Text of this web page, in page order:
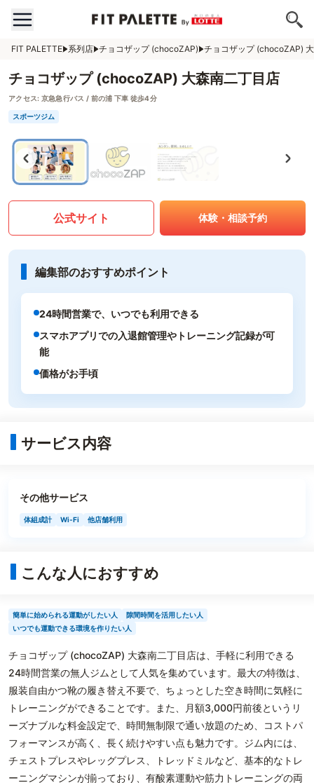
FIT PALETTE 系列店 チョコザップ (chocoZAP) チョコザップ (chocoZAP)
チョコザップ (chocoZAP) 大森南二丁目店
アクセス: 京急急行バス / 前の浦 下車 徒歩4分
スポーツジム
公式サイト 体験・相談予約
編集部のおすすめポイント
24時間営業で、いつでも利用できる
スマホアプリでの入退館管理やトレーニング記録が可
能
価格がお手頃
サービス内容
その他サービス
体組成計 Wi-Fi 他店舗利用
こんな人におすすめ
簡単に始められる運動がしたい人
隙間時間を活用したい人
いつでも運動できる環境を作りたい人
チョコザップ (chocoZAP) 大森南二丁目店は、手軽に利用できる
24時間営業の無人ジムとして人気を集めています。最大の特徴は、
服装自由かつ靴の履き替え不要で、ちょっとした空き時間に気軽に
トレーニングができることです。また、月額3,000円前後というリ
ーズナブルな料金設定で、時間無制限で通い放題のため、コストパ
フォーマンスが高く、長く続けやすい点も魅力です。ジム内には、
チェストプレスやレッグプレス、トレッドミルなど、基本的なトレ
ーニングマシンが揃っており、有酸素運動や筋力トレーニングの両